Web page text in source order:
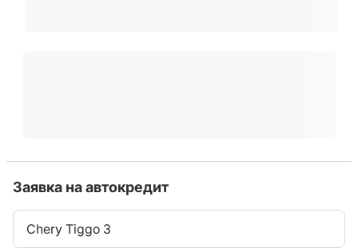
Заявка на автокредит
Chery Tiggo 3